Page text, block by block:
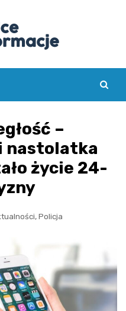
–
nastolatka
życie 24-
, Policja